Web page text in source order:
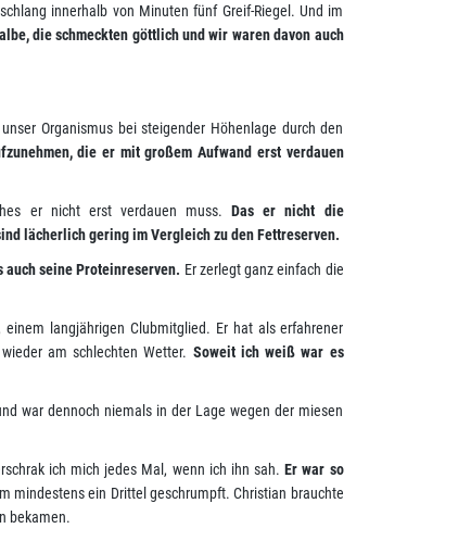
innerhalb von Minuten fünf Greif-Riegel. Und im
die schmeckten göttlich und wir waren davon auch
Organismus bei steigender Höhenlage durch den
die er mit großem Aufwand erst verdauen
er nicht erst verdauen muss.Das er nicht die
lächerlich gering im Vergleich zu den Fettreserven.
auch seine Proteinreserven. Er zerlegt ganz einfach die
langjährigen Clubmitglied. Er hat als erfahrener
am schlechten Wetter. Soweit ich weiß war es
war dennoch niemals in der Lage wegen der miesen
ich mich jedes Mal, wenn ich ihn sah.Er war so
mindestens ein Drittel geschrumpft. Christian brauchte
bekamen.